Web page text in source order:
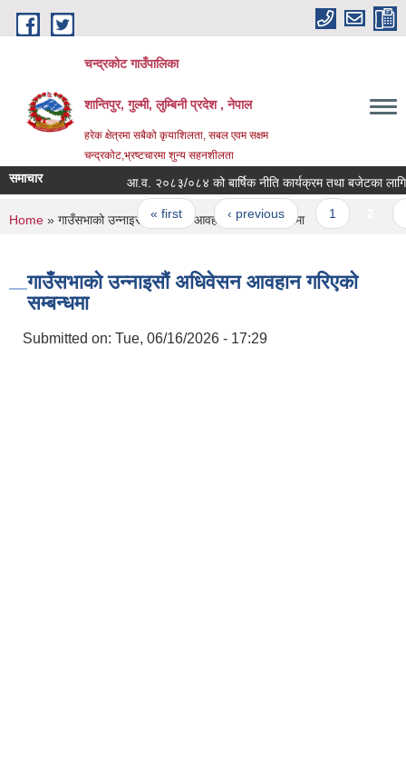
Skip to main content
चन्द्रकोट गाउँपालिका
शान्तिपुर, गुल्मी, लुम्बिनी प्रदेश , नेपाल
हरेक क्षेत्रमा सबैको कृयाशिलता, सबल एवम सक्षम
चन्द्रकोट,भ्रष्टचारमा शुन्य सहनशीलता
समाचार आ.व. २०८३/०८४ को बार्षिक नीति कार्यक्रम तथा बजेटका लागि
Pages
« first ‹ previous
You are here
Home » गाउँसभाको उन्नाइसौं अधिवेसन आवहान गरिएको सम्बन्धमा
गाउँसभाको उन्नाइसौं अधिवेसन आवहान गरिएको
सम्बन्धमा
Submitted on: Tue, 06/16/2026 - 17:29